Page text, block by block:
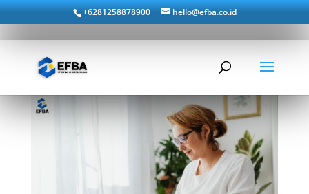
+6281258878900 hello@efba.co.id